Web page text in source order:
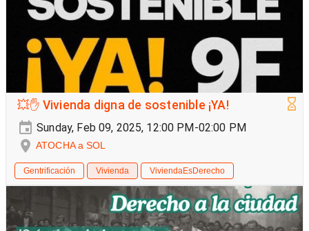
💥✋ Vivienda digna de sostenible ¡YA!
Sunday, Feb 09, 2025, 12:00 PM-02:00 PM
ATOCHA a SOL
Gentrificación Vivienda ViviendaEsDerecho